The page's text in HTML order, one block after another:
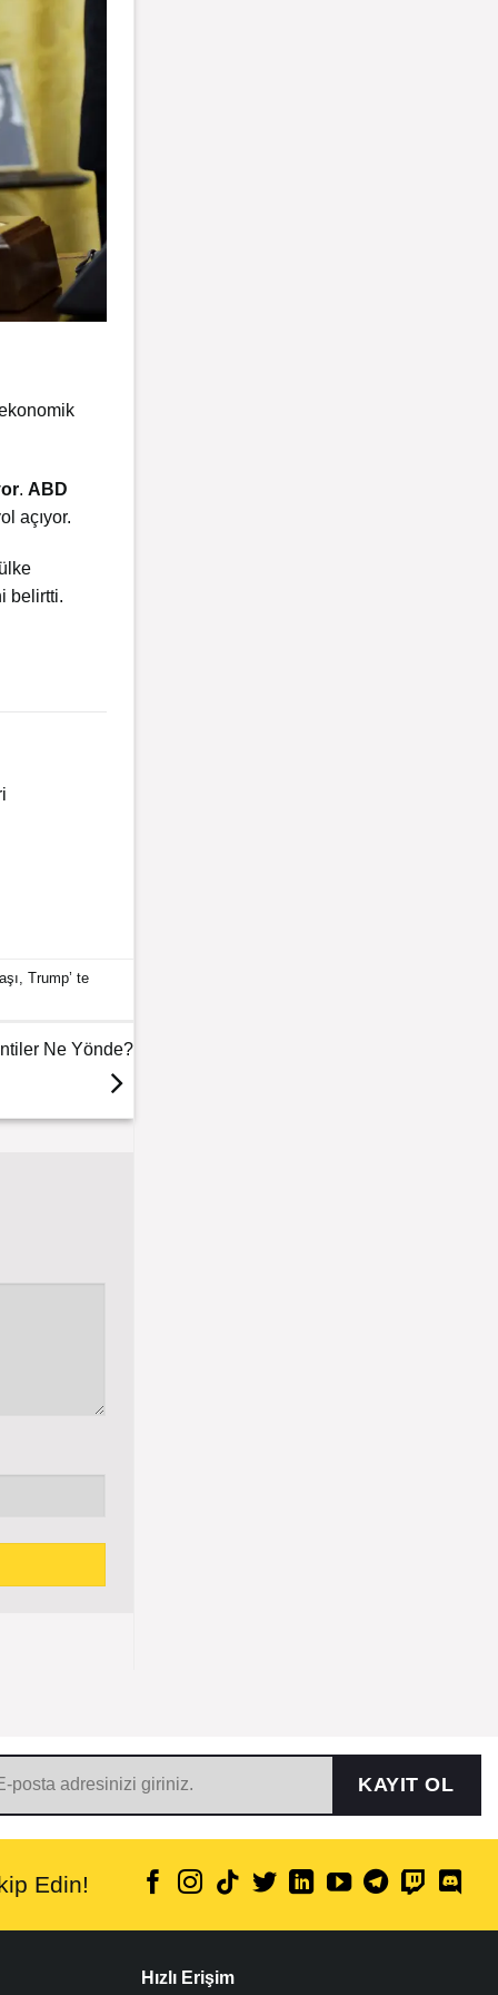
. ABD
açıyor.
belirtti.
,Trump’ te
Ne Yönde?
KAYIT OL
Edin!
Hızlı Erişim